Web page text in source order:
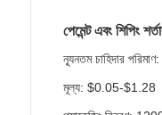
পেমেন্ট এবং শিপিং
ন্যূনতম চাহিদার
মূল্য: $0.05-$1.28